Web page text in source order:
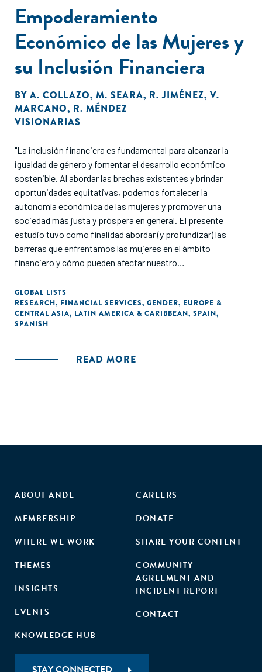
Empoderamiento
Económico de las Mujeres y
su Inclusión Financiera
BY A. COLLAZO, M. SEARA, R. JIMÉNEZ, V.
MARCANO, R. MÉNDEZ
VISIONARIAS
"La inclusión financiera es fundamental para alcanzar la
igualdad de género y fomentar el desarrollo económico
sostenible. Al abordar las brechas existentes y brindar
oportunidades equitativas, podemos fortalecer la
autonomía económica de las mujeres y promover una
sociedad más justa y próspera en general. El presente
estudio tuvo como finalidad abordar (y profundizar) las
barreras que enfrentamos las mujeres en el ámbito
financiero y cómo pueden afectar nuestro
España y América Latina."
GLOBAL LISTS
RESEARCH, FINANCIAL SERVICES, GENDER, EUROPE &
CENTRAL ASIA, LATIN AMERICA & CARIBBEAN, SPAIN,
SPANISH
READ MORE
ABOUT ANDE
MEMBERSHIP
WHERE WE WORK
THEMES
INSIGHTS
EVENTS
KNOWLEDGE HUB
CAREERS
DONATE
SHARE YOUR CONTENT
COMMUNITY
AGREEMENT AND
INCIDENT REPORT
CONTACT